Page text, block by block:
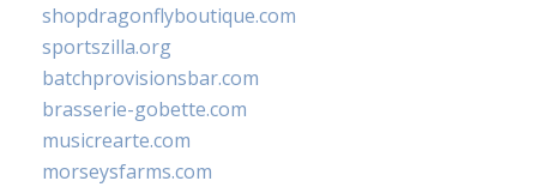
shopdragonflyboutique.com
sportszilla.org
batchprovisionsbar.com
brasserie-gobette.com
musicrearte.com
morseysfarms.com